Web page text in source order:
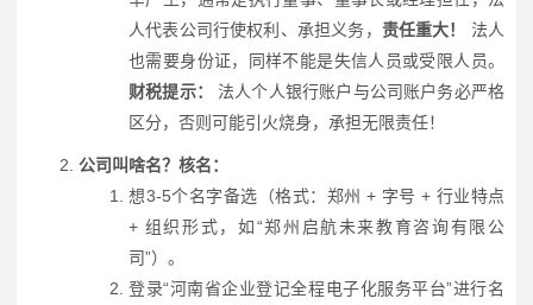
人代表公司行使权利、承担义务， 责任重大！
法人
也需要身份证，同样不能是失信人员或受限人员。
财税提示：
法人个人银行账户与公司账户务必严格
区分，否则可能引火烧身，承担无限责任！
公司叫啥名？核名：
想3-5个名字备选（格式：郑州 + 字号 + 行业特点
+ 组织形式，如“郑州启航未来教育咨询有限公
司”）。
登录“河南省企业登记全程电子化服务平台”进行名